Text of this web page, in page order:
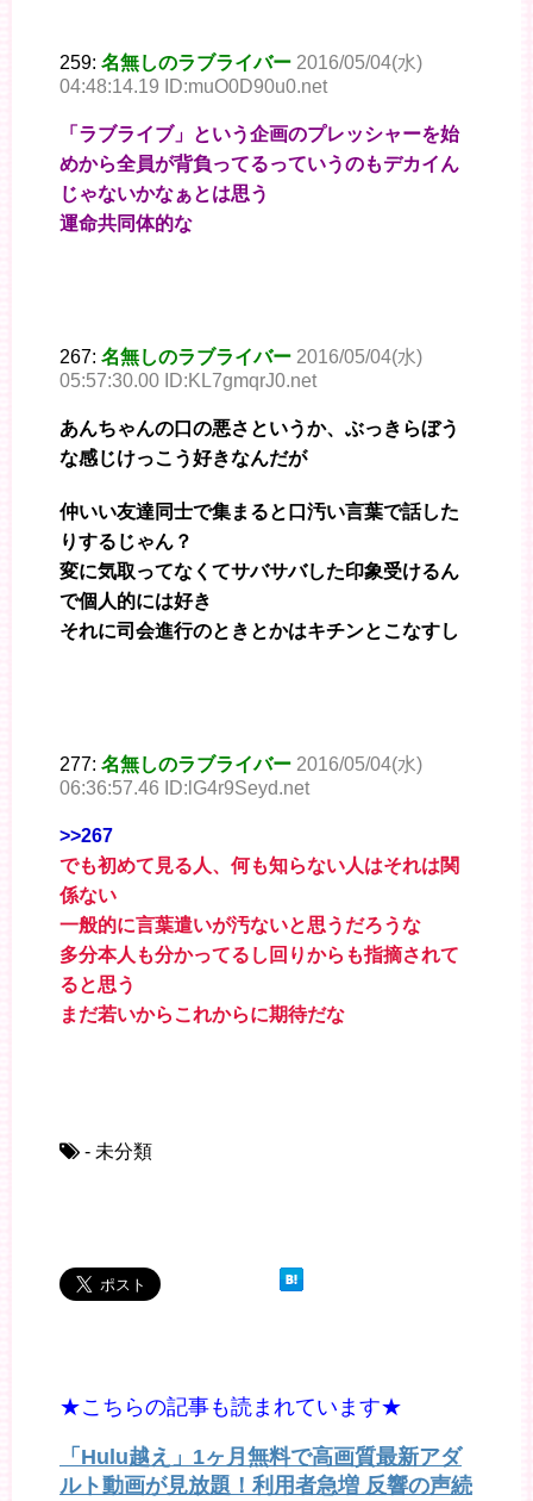
259: 名無しのラブライバー 2016/05/04(水)
04:48:14.19 ID:muO0D90u0.net
「ラブライブ」という企画のプレッシャーを始
めから全員が背負ってるっていうのもデカイん
じゃないかなぁとは思う
運命共同体的な
267: 名無しのラブライバー 2016/05/04(水)
05:57:30.00 ID:KL7gmqrJ0.net
あんちゃんの口の悪さというか、ぶっきらぼう
な感じけっこう好きなんだが
仲いい友達同士で集まると口汚い言葉で話した
りするじゃん？
変に気取ってなくてサバサバした印象受けるん
で個人的には好き
それに司会進行のときとかはキチンとこなすし
277: 名無しのラブライバー 2016/05/04(水)
06:36:57.46 ID:lG4r9Seyd.net
>>267
でも初めて見る人、何も知らない人はそれは関
係ない
一般的に言葉遣いが汚ないと思うだろうな
多分本人も分かってるし回りからも指摘されて
ると思う
まだ若いからこれからに期待だな
- 未分類
★こちらの記事も読まれています★
「Hulu越え」1ヶ月無料で高画質最新アダ
ルト動画が見放題！利用者急増 反響の声続